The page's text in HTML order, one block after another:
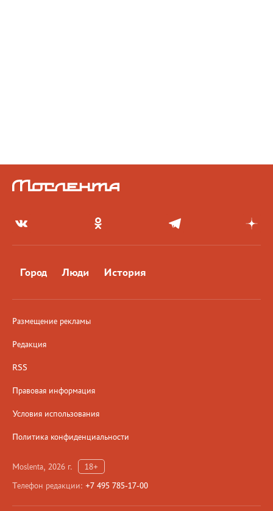
Город Люди История
Размещение рекламы
Редакция
RSS
Правовая информация
Условия использования
Политика конфиденциальности
Moslenta, 2026 г.
18+
Телефон редакции: +7 495 785-17-00